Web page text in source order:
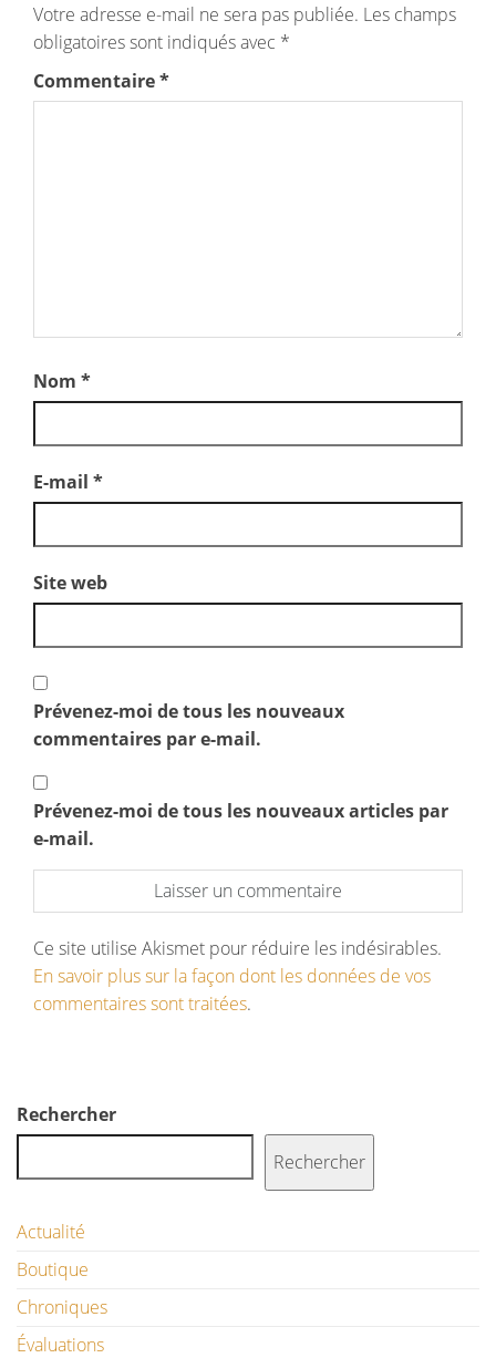
Votre adresse e-mail ne sera pas publiée. Les champs
obligatoires sont indiqués avec *
Commentaire*
Nom *
E-mail *
Site web
Prévenez-moi de tous les nouveaux
commentaires par e-mail.
Prévenez-moi de tous les nouveaux articles par
e-mail.
Ce site utilise Akismet pour réduire les indésirables.
En savoir plus sur la façon dont les données de vos
commentaires sont traitées.
Rechercher
Rechercher
Actualité
Boutique
Chroniques
Évaluations